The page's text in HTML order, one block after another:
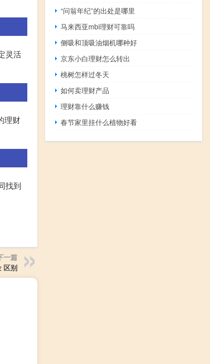
灵活
理财
找到
一篇
区别
“问翁年纪”的出处是哪里
马来西亚mbi理财可靠吗
侧吸和顶吸油烟机哪种好
京东小白理财怎么转出
桃树怎样过冬天
如何卖理财产品
理财靠什么赚钱
春节家里挂什么植物好看